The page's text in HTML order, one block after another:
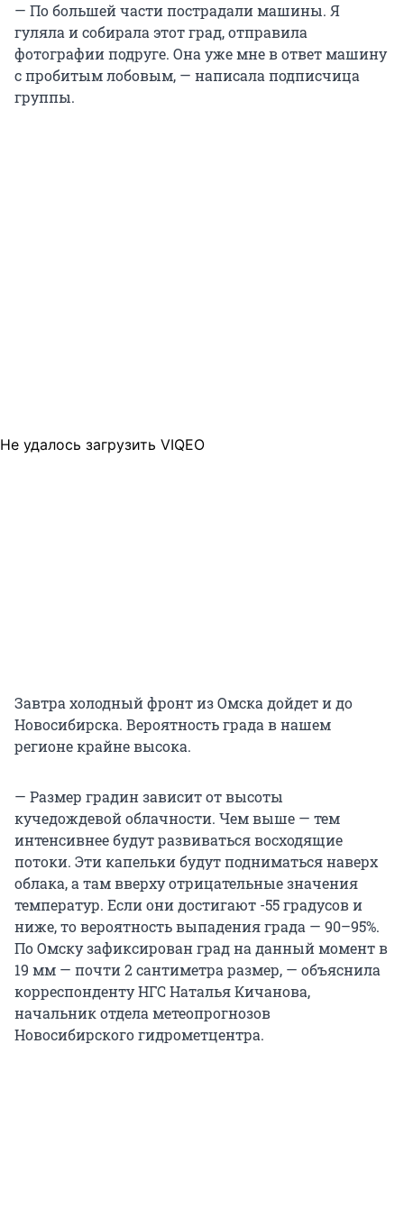
— По большей части пострадали машины. Я
гуляла и собирала этот град, отправила
фотографии подруге. Она уже мне в ответ машину
с пробитым лобовым, — написала подписчица
группы.
Не удалось загрузить VIQEO
Завтра холодный фронт из Омска дойдет и до
Новосибирска. Вероятность града в нашем
регионе крайне высока.
— Размер градин зависит от высоты
кучедождевой облачности. Чем выше — тем
интенсивнее будут развиваться восходящие
потоки. Эти капельки будут подниматься наверх
облака, а там вверху отрицательные значения
температур. Если они достигают -55 градусов и
ниже, то вероятность выпадения града — 90–95%.
По Омску зафиксирован град на данный момент в
19 мм — почти 2 сантиметра размер, — объяснила
корреспонденту НГС Наталья Кичанова,
начальник отдела метеопрогнозов
Новосибирского гидрометцентра.